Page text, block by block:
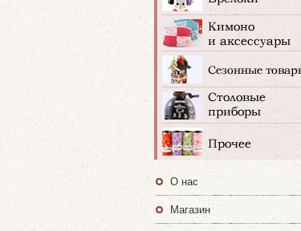
О нас
Магазин